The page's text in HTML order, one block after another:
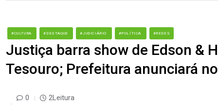
#CULTURA #DESTAQUE #JUDICIÁRIO #POLÍTICA #REDES
Justiça barra show de Edson &
Tesouro; Prefeitura anunciará
0 2Leitura